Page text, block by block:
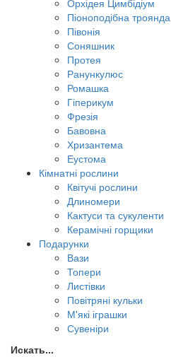
Піоноподібна троянда
Півонія
Соняшник
Протея
Ранункулюс
Ромашка
Гіперикум
Фрезія
Бавовна
Хризантема
Еустома
Кімнатні рослини
Квітучі рослини
Длиномери
Кактуси та сукуленти
Керамічні горщики
Подарунки
Вази
Топери
Листівки
Повітряні кульки
М'які іграшки
Сувеніри
Искать...